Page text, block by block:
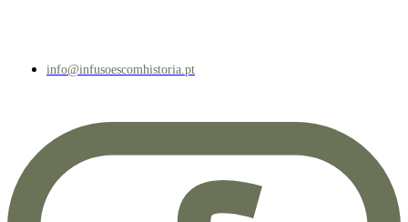
info@infusoescomhistoria.pt